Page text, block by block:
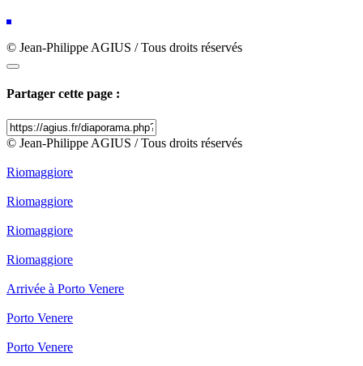
© Jean-Philippe AGIUS / Tous droits réservés
Partager cette page :
© Jean-Philippe AGIUS / Tous droits réservés
Riomaggiore
Riomaggiore
Riomaggiore
Riomaggiore
Arrivée à Porto Venere
Porto Venere
Porto Venere